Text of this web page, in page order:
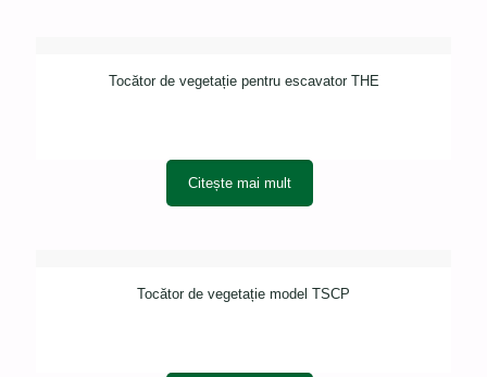
Tocător de vegetație pentru escavator THE
Citește mai mult
Tocător de vegetație model TSCP